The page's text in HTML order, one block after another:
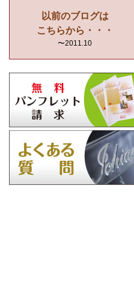
以前のブログは
こちらから・・・
〜2011.10